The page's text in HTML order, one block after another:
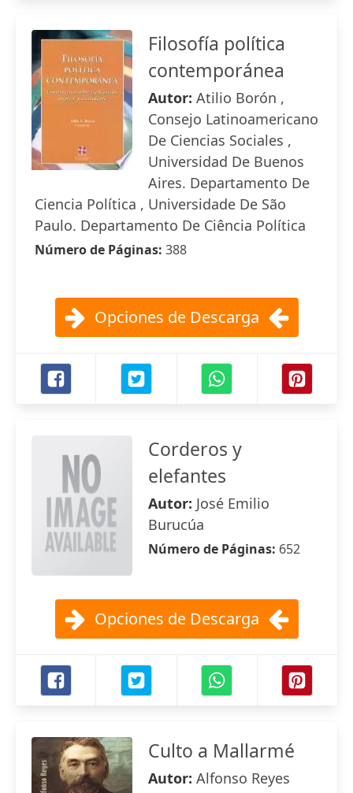
Filosofía política
contemporánea
Autor: Atilio Borón ,
Consejo Latinoamericano
De Ciencias Sociales ,
Universidad De Buenos
Aires. Departamento De
Ciencia Política , Universidade De São
Paulo. Departamento De Ciência Política
Número de Páginas: 388
Opciones de Descarga
Corderos y
elefantes
Autor: José Emilio
Burucúa
Número de Páginas: 652
Opciones de Descarga
Culto a Mallarmé
Autor: Alfonso Reyes